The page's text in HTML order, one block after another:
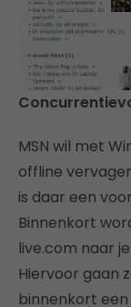
MSN wil met
offline
is daar een
Binnenkort
live.com naar
Hiervoor gaan
binnenkort een